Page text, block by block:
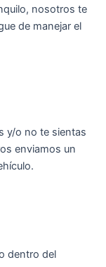
nosotros te
de manejar el
y/o no te sientas
enviamos un
dentro del